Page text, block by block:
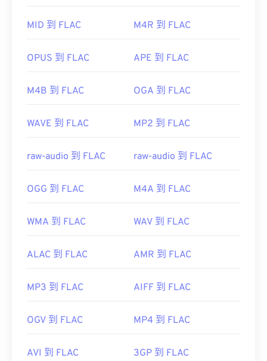
有用的链接：
https://en.wikipedia.org/wiki/FLAC
MID 到 FLAC M4R 到 FLAC
OPUS 到 FLAC APE 到 FLAC
M4B 到 FLAC OGA 到 FLAC
WAVE 到 FLAC MP2 到 FLAC
raw-audio 到 FLAC raw-audio 到 FLAC
OGG 到 FLAC M4A 到 FLAC
WMA 到 FLAC WAV 到 FLAC
ALAC 到 FLAC AMR 到 FLAC
MP3 到 FLAC AIFF 到 FLAC
OGV 到 FLAC MP4 到 FLAC
AVI 到 FLAC 3GP 到 FLAC